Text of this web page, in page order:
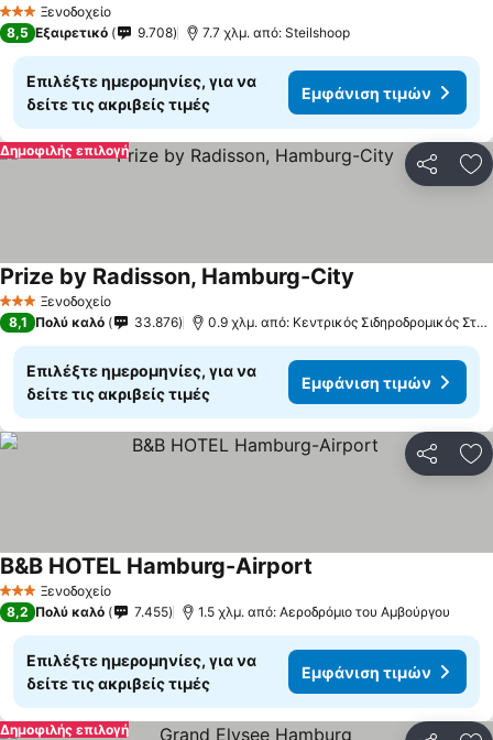
3 ΑστέριαΞενοδοχείο
8,5 Εξαιρετικό 9.708 7.7 χλμ. από: Steilshoop
Επιλέξτε ημερομηνίες, για να
δείτε τις ακριβείς τιμές
Εμφάνιση τιμών
Δημοφιλής επιλογή
3 ΑστέριαΞενοδοχείο
Prize by Radisson, Hamburg-City
8,1 Πολύ καλό 33.876 0.9 χλμ. από: Κεντρικός Σιδηροδρομικός
Επιλέξτε ημερομηνίες, για να
δείτε τις ακριβείς τιμές
Εμφάνιση τιμών
3 ΑστέριαΞενοδοχείο
B&B HOTEL Hamburg-Airport
8,2 Πολύ καλό 7.455 1.5 χλμ. από: Αεροδρόμιο του Αμβούργου
Επιλέξτε ημερομηνίες, για να
δείτε τις ακριβείς τιμές
Εμφάνιση τιμών
Δημοφιλής επιλογή